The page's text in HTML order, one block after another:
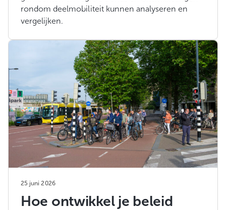
rondom deelmobiliteit kunnen analyseren en
vergelijken.
25 juni 2026
Hoe ontwikkel je beleid